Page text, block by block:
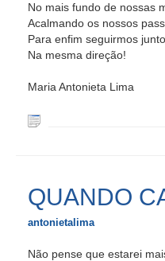
No mais fundo de nossas
Acalmando os nossos
Para enfim seguirmos
Na mesma direção!
Maria Antonieta Lima
QUANDO
antonietalima
Não pense que estarei